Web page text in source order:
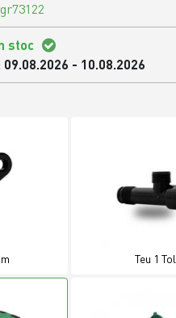
stoc
- 10.08.2026
Teu 1 Tol